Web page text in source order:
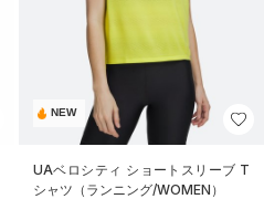
NEW
UAベロシティ ショートスリーブ T
シャツ（ランニング/WOMEN）